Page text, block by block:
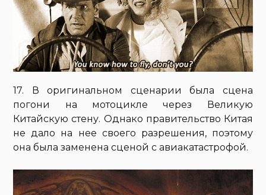
17. В оригинальном сценарии была сцена
погони на мотоцикле через Великую
Китайскую стену. Однако правительство Китая
не дало на нее своего разрешения, поэтому
она была заменена сценой с авиакатастрофой.